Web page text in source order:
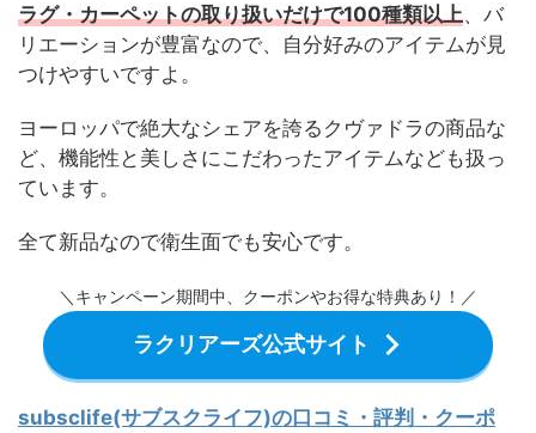
ラグ・カーペットの取り扱いだけで100種類以上、バ
リエーションが豊富なので、自分好みのアイテムが見
つけやすいですよ。
ヨーロッパで絶大なシェアを誇るクヴァドラの商品な
ど、機能性と美しさにこだわったアイテムなども扱っ
ています。
全て新品なので衛生面でも安心です。
＼キャンペーン期間中、クーポンやお得な特典あり！／
ラクリアーズ公式サイト
subsclife(サブスクライフ)の口コミ・評判・クーポ